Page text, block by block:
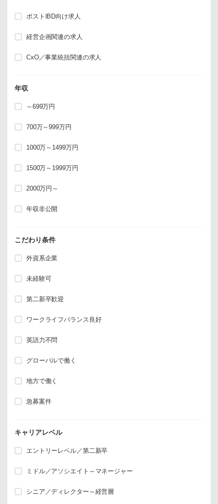
ポストIBD向け求人
経営企画関連の求人
CxO／事業統括関連の求人
年収
～699万円
700万～999万円
1000万～1499万円
1500万～1999万円
2000万円～
年収非公開
こだわり条件
外資系企業
未経験可
第二新卒歓迎
ワークライフバランス良好
英語力不問
グローバルで働く
地方で働く
急募案件
キャリアレベル
エントリーレベル／第二新卒
ミドル／アソシエイト～マネージャー
シニア／ディレクター～経営層